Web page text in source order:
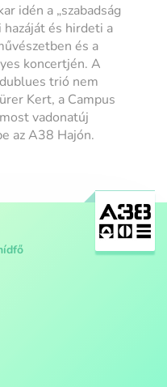
idén a „szabadság
és hirdeti a
és a
koncertjén. A
trió nem
Kert, a Campus
vadonatúj
az A38 Hajón.